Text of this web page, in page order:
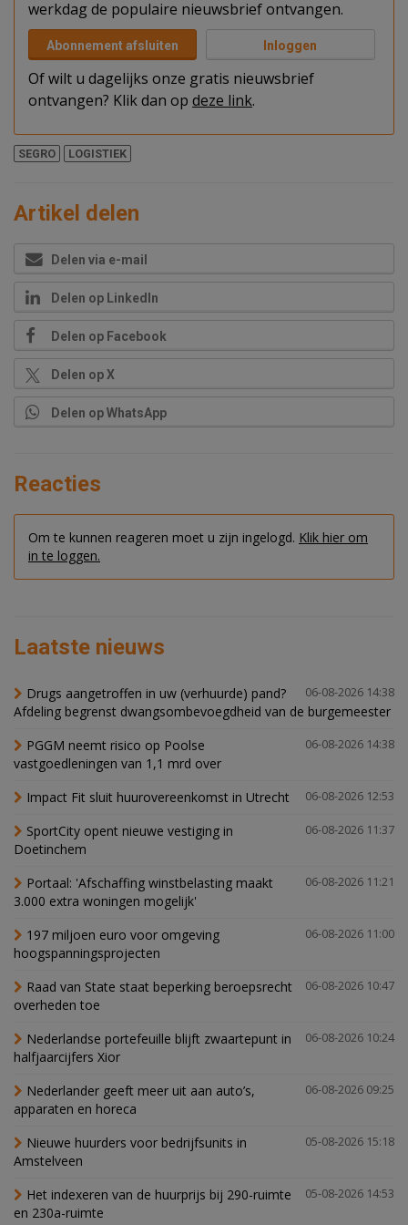
werkdag de populaire nieuwsbrief ontvangen.
Abonnement afsluiten Inloggen
Of wilt u dagelijks onze gratis nieuwsbrief
ontvangen? Klik dan op deze link.
SEGRO LOGISTIEK
Artikel delen
Delen via e-mail
Delen op LinkedIn
Delen op Facebook
Delen op X
Delen op WhatsApp
Reacties
Om te kunnen reageren moet u zijn ingelogd. Klik hier om
in te loggen.
Laatste nieuws
06-08-2026 14:38
Drugs aangetroffen in uw (verhuurde) pand?
Afdeling begrenst dwangsombevoegdheid van de burgemeester
06-08-2026 14:38
PGGM neemt risico op Poolse
vastgoedleningen van 1,1 mrd over
06-08-2026 12:53
Impact Fit sluit huurovereenkomst in Utrecht
06-08-2026 11:37
SportCity opent nieuwe vestiging in
Doetinchem
06-08-2026 11:21
Portaal: 'Afschaffing winstbelasting maakt
3.000 extra woningen mogelijk'
06-08-2026 11:00
197 miljoen euro voor omgeving
hoogspanningsprojecten
06-08-2026 10:47
Raad van State staat beperking beroepsrecht
overheden toe
06-08-2026 10:24
Nederlandse portefeuille blijft zwaartepunt in
halfjaarcijfers Xior
06-08-2026 09:25
Nederlander geeft meer uit aan auto’s,
apparaten en horeca
05-08-2026 15:18
Nieuwe huurders voor bedrijfsunits in
Amstelveen
05-08-2026 14:53
Het indexeren van de huurprijs bij 290-ruimte
en 230a-ruimte